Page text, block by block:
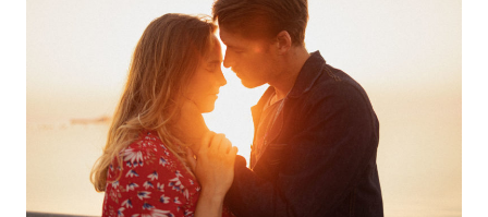
D’ARRÉE
|
OCÉANE
ET
GWENDAL